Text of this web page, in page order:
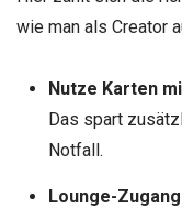
wie man als Creator
Nutze Karten
Das spart
Notfall.
Lounge-